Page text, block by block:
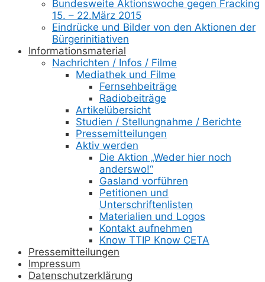
Bundesweite Aktionswoche gegen Fracking
15. – 22.März 2015
Eindrücke und Bilder von den Aktionen der
Bürgerinitiativen
Informationsmaterial
Nachrichten / Infos / Filme
Mediathek und Filme
Fernsehbeiträge
Radiobeiträge
Artikelübersicht
Studien / Stellungnahme / Berichte
Pressemitteilungen
Aktiv werden
Die Aktion „Weder hier noch
anderswo!“
Gasland vorführen
Petitionen und
Unterschriftenlisten
Materialien und Logos
Kontakt aufnehmen
Know TTIP Know CETA
Pressemitteilungen
Impressum
Datenschutzerklärung